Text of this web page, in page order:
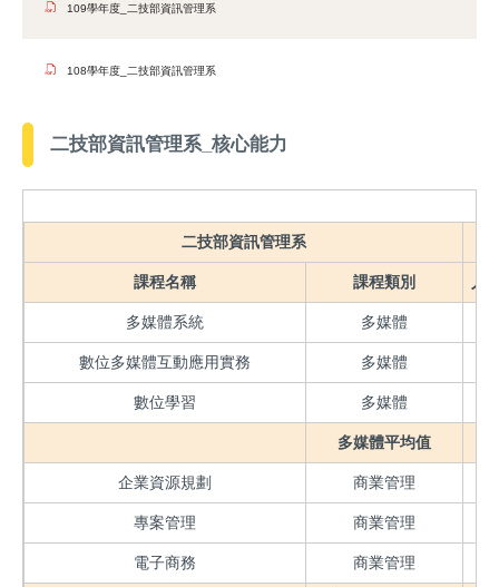
109學年度_二技部資訊管理系
108學年度_二技部資訊管理系
二技部資訊管理系_核心能力
二技部資訊管理系
課程名稱 課程類別 人
多媒體系統 多媒體
數位多媒體互動應用實務 多媒體
數位學習 多媒體
多媒體平均值
企業資源規劃 商業管理
專案管理 商業管理
電子商務 商業管理